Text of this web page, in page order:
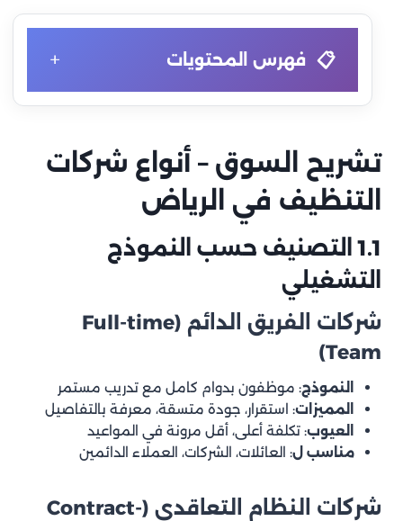
فهرس المحتويات +
في بحر الخيارات، كيف تميز اللؤلؤة الحقيقية؟
1.1 التصنيف حسب النموذج التشغيلي
شركات الفريق الدائم (Full-time Team)
منصات الوساطة (Platform Model)
1.2 التصنيف حسب التخصص
المتخصصون في النظافة المنزلية
متخصصو النظافة الصناعية
معايير التميز العشرون – ماذا تبحث عنه تحديداً؟
المعايير الأساسية (الحد الأدنى المقبول)
2. التأمينات والضمانات
تشريح السوق – أنواع شركات
التنظيف في الرياض
1.1 التصنيف حسب النموذج
التشغيلي
شركات الفريق الدائم (Full-time
Team)
النموذج: موظفون بدوام كامل مع تدريب مستمر
المميزات: استقرار، جودة متسقة، معرفة بالتفاصيل
العيوب: تكلفة أعلى، أقل مرونة في المواعيد
مناسب ل: العائلات، الشركات، العملاء الدائمين
شركات النظام التعاقدي (Contract-